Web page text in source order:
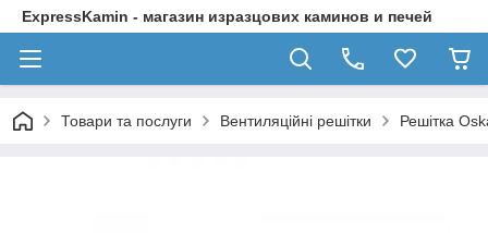
ExpressKamin - магазин изразцових каминов и печей
Товари та послуги Вентиляційні решітки Решітка